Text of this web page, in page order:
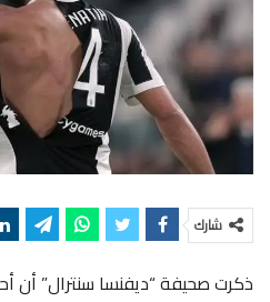
شارك
ذكرت صحيفة “ديفنسا سنترال” أن